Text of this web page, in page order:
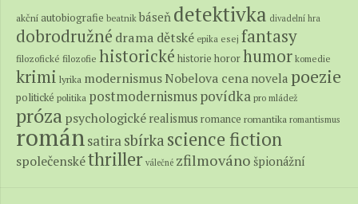
akční autobiografie beatnik báseň detektivka divadelní hra
dobrodružné drama dětské epika esej fantasy
filozofické filozofie historické historie hororhumor komedie
krimi lyrika modernismus Nobelova cena novela poezie
politické politika postmodernismuspovídka pro mládež
prózapsychologické realismus romance romantika romantismus
románsatirasbírka science fiction
společenskéthriller válečné zfilmováno špionážní